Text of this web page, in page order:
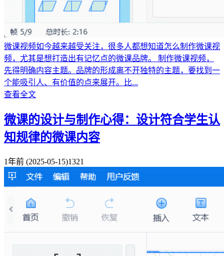
微课视频如今越来越受关注，很多人都想知道怎么制作微课视
频，尤其是想打造出有记忆点的微课品牌。 制作微课视频，
先得明确内容主题。品牌的形成离不开独特的主题，要找到一
个能吸引人、有价值的点来展开。比...
查看全文
微课的设计与制作心得：设计符合学生认
知规律的微课内容
1年前 (2025-05-15)1321